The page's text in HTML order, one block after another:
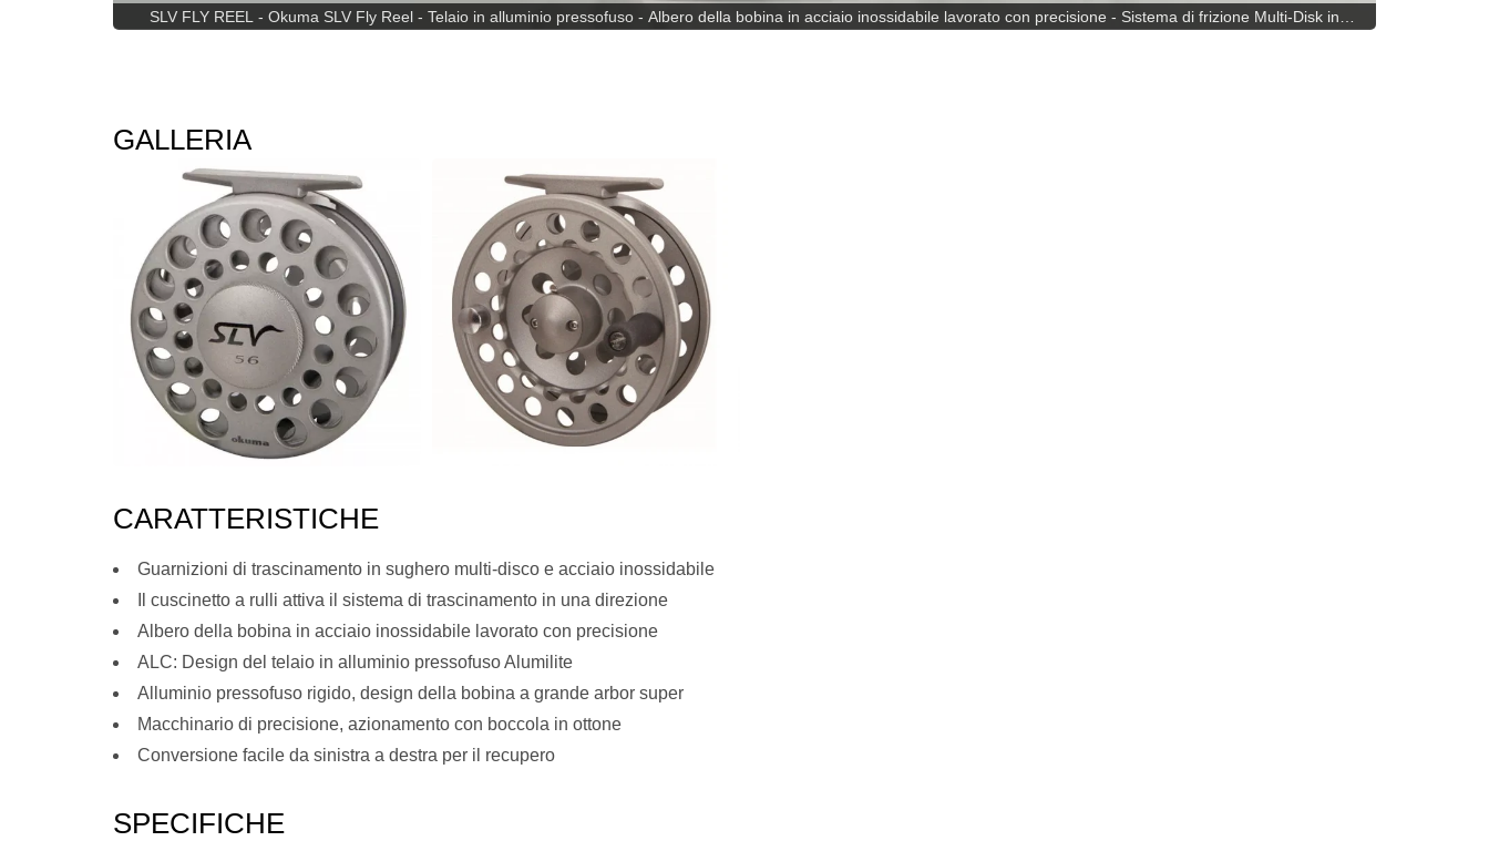
SLV FLY REEL - Okuma SLV Fly Reel - Telaio in alluminio pressofuso - Albero della bobina in acciaio inossidabile lavorato con precisione - Sistema di frizione Multi-Disk in
GALLERIA
CARATTERISTICHE
Guarnizioni di trascinamento in sughero multi-disco e acciaio inossidabile
Il cuscinetto a rulli attiva il sistema di trascinamento in una direzione
Albero della bobina in acciaio inossidabile lavorato con precisione
ALC: Design del telaio in alluminio pressofuso Alumilite
Alluminio pressofuso rigido, design della bobina a grande arbor super
Macchinario di precisione, azionamento con boccola in ottone
Conversione facile da sinistra a destra per il recupero
SPECIFICHE